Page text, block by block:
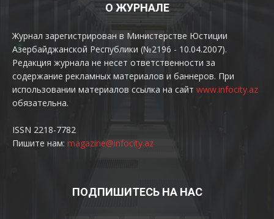
О ЖУРНАЛЕ
Журнал зарегистрирован в Министерстве Юстиции
Азербайджанской Республики (№2196 - 10.04.2007).
Редакция журнала не несет ответственности за
содержание рекламных материалов и баннеров. При
использовании материалов ссылка на сайт www.infocity.az
обязательна.
ISSN 2218-7782
Пишите нам: magazine@infocity.az
ПОДПИШИТЕСЬ НА НАС